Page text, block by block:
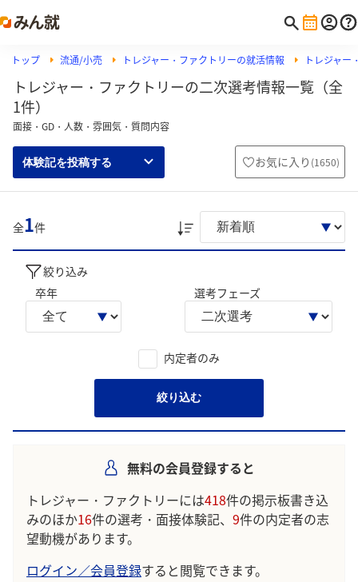
トップ 流通/小売 トレジャー・ファクトリーの就活情報 トレジャー
トレジャー・ファクトリーの二次選考情報一覧（全
1件）
面接・GD・人数・雰囲気・質問内容
体験記を投稿する お気に入り (1650)
全1件
絞り込み
卒年
選考フェーズ
内定者のみ
絞り込む
無料の会員登録すると
トレジャー・ファクトリーには418件の掲示板書き込
みのほか16件の選考・面接体験記、 9件の内定者の志
望動機があります。
ログイン／会員登録すると閲覧できます。